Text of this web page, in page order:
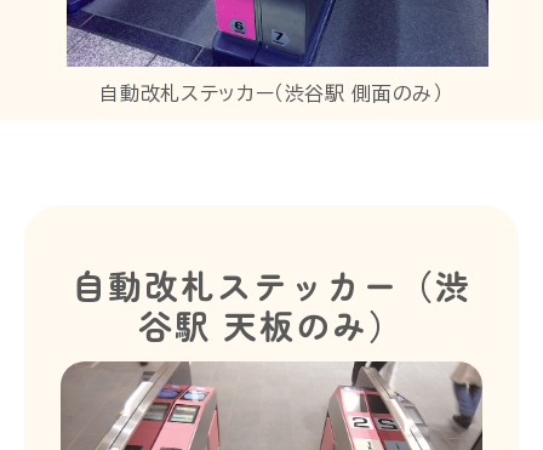
自動改札ステッカー（渋谷駅 側面のみ）
自動改札ステッカー（渋
谷駅 天板のみ）